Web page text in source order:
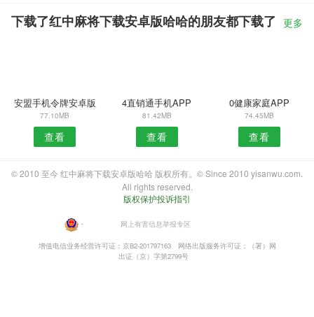
下载了红中麻将下载安卓版哈哈的朋友都下载了 更多
安盟手机令牌安卓版
77.10MB
查看
4直销通手机APP
81.42MB
查看
0健康家庭APP
74.45MB
查看
© 2010 至今 红中麻将下载安卓版哈哈 版权所有。© Since 2010 yisanwu.com.
All rights reserved.
版权保护投诉指引
・ 网上有害信息举报专区
增值电信业务经营许可证：京B2-201797163
网络出版服务许可证：（署）网
出证（京）字第2799号